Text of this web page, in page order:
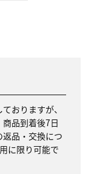
おりますが、
品到着後7日
品・交換につ
に限り可能で